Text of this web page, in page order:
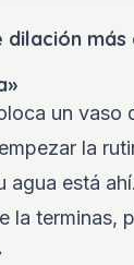
dilación
un vaso
la
agua está
la terminas,